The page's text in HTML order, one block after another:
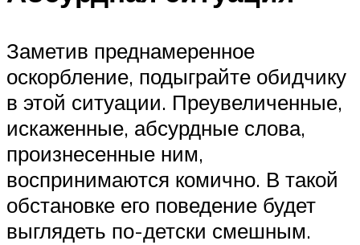
Заметив преднамеренное
оскорбление, подыграйте обидчику
в этой ситуации. Преувеличенные,
искаженные, абсурдные слова,
произнесенные ним,
воспринимаются комично. В такой
обстановке его поведение будет
выглядеть по-детски смешным.